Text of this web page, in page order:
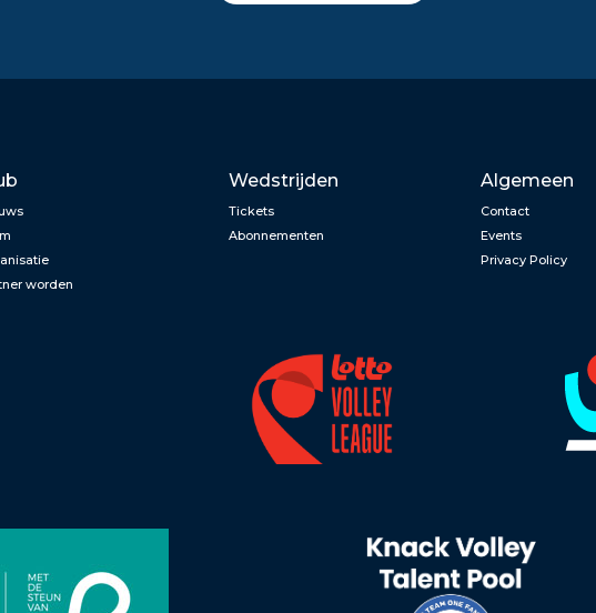
worden
Wedstrijden
Tickets
Abonnementen
Algemeen
Contact
Events
Privacy Policy